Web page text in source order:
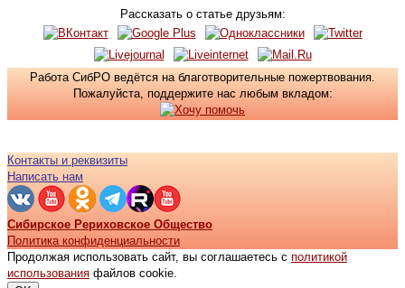
Рассказать о статье друзьям:
Работа СибРО ведётся на благотворительные пожертвования.
Пожалуйста, поддержите нас любым вкладом:
Контакты и реквизиты
Написать нам
Сибирское Рериховское Общество
Политика конфиденциальности
Продолжая использовать сайт, вы соглашаетесь с политикой
использования файлов cookie.